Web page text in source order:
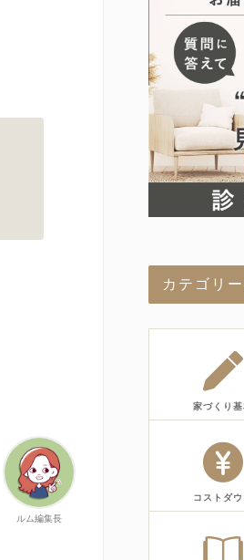
ルム編集長
カテゴリ
家づくり基
コストダウ